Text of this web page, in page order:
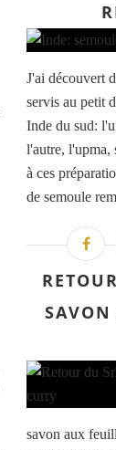
J'ai découvert
servis au petit
Inde du sud:
l'autre, l'upma,
à ces
de semoule
SAVON
savon aux